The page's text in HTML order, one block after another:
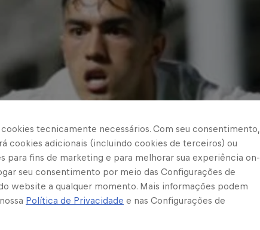
tecnicamente necessários. Com seu consentimento,
cookies adicionais (incluindo cookies de terceiros) ou
para fins de marketing e para melhorar sua experiência on-
seu consentimento por meio das Configurações de
website a qualquer momento. Mais informações podem
Política de Privacidade e nas Configurações de